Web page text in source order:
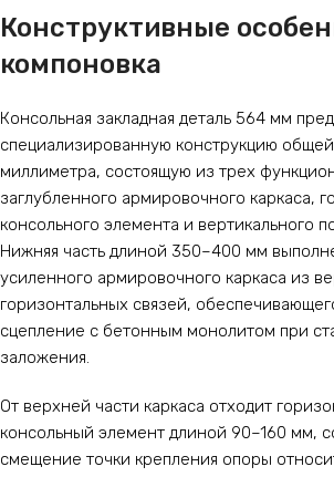
Конструктивные
компоновка
Консольная закладная деталь 564 мм
специализированную конструкцию
миллиметра, состоящую из трех
заглубленного армировочного каркаса,
консольного элемента и вертикального
Нижняя часть длиной 350–400 мм
усиленного армировочного каркаса из
горизонтальных связей,
сцепление с бетонным монолитом при
заложения.
От верхней части каркаса отходит
консольный элемент длиной 90–160 мм,
смещение точки крепления опоры